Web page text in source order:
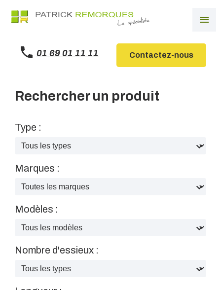
menu
01 69 01 11 11 Contactez-nous
Rechercher un produit
Type :
Marques :
Modèles :
Nombre d'essieux :